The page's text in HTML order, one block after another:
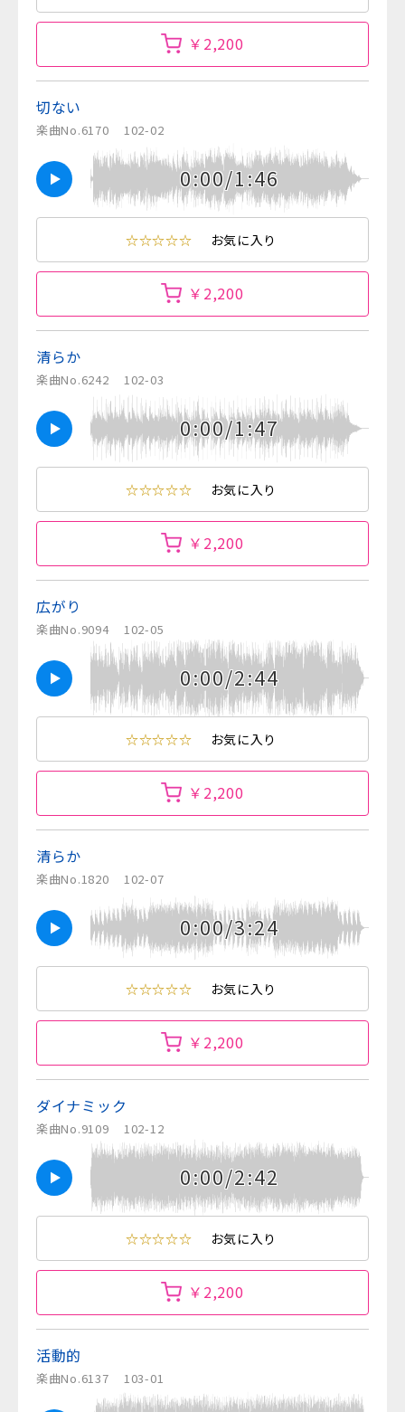
￥2,200
切ない
楽曲No.6170 102-02
0:00/1:46
☆☆☆☆☆ お気に入り
￥2,200
清らか
楽曲No.6242 102-03
0:00/1:47
☆☆☆☆☆ お気に入り
￥2,200
広がり
楽曲No.9094 102-05
0:00/2:44
☆☆☆☆☆ お気に入り
￥2,200
清らか
楽曲No.1820 102-07
0:00/3:24
☆☆☆☆☆ お気に入り
￥2,200
ダイナミック
楽曲No.9109 102-12
0:00/2:42
☆☆☆☆☆ お気に入り
￥2,200
活動的
楽曲No.6137 103-01